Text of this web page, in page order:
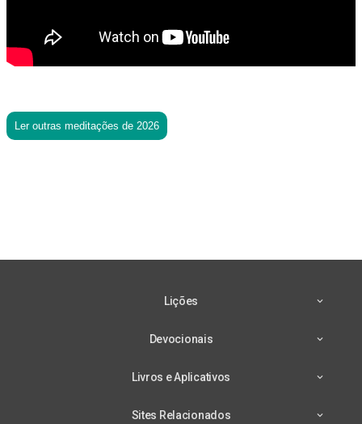
Ler outras meditações de 2026
Lições
Devocionais
Livros e Aplicativos
Sites Relacionados